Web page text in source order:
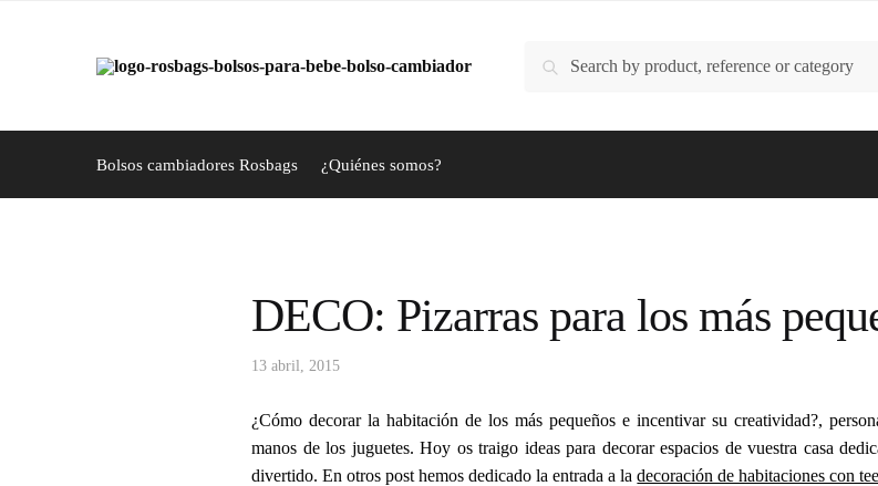
Buscar
Bolsos cambiadores Rosbags ¿Quiénes somos?
DECO: Pizarras para los más
13 abril, 2015
¿Cómo decorar la habitación de los más pequeños e incentivar su creatividad?,
manos de los juguetes. Hoy os traigo ideas para decorar espacios de vuestra casa
divertido. En otros post hemos dedicado la entrada a ladecoración de habitaciones con